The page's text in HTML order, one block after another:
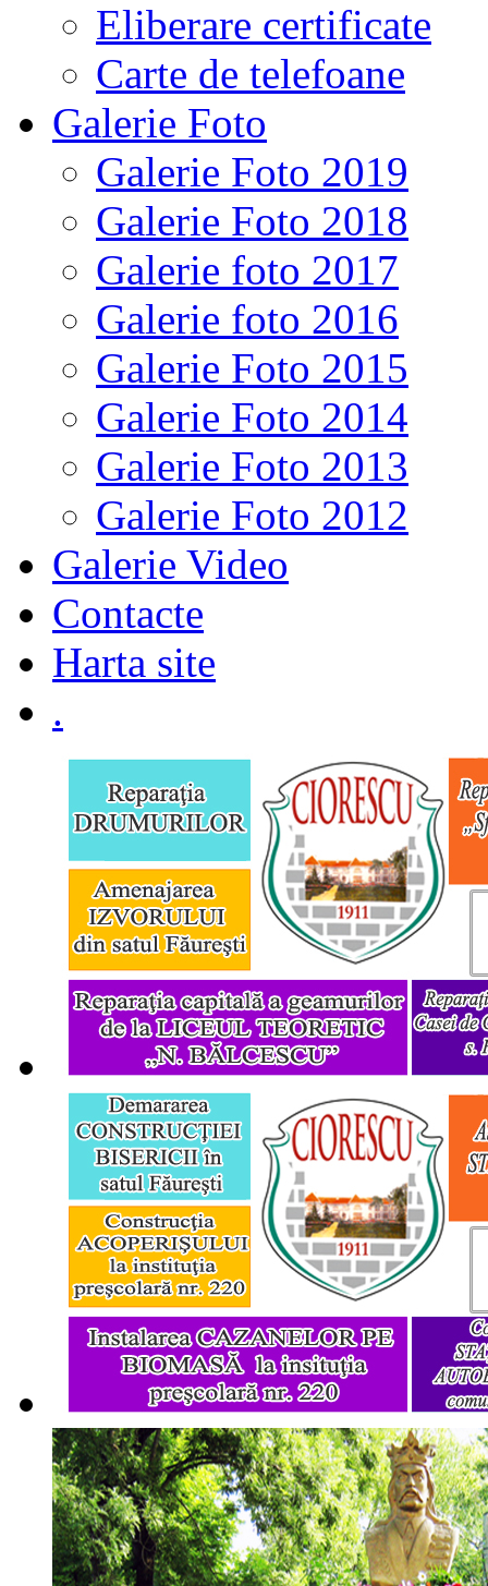
Eliberare certificate
Carte de telefoane
Galerie Foto
Galerie Foto 2019
Galerie Foto 2018
Galerie foto 2017
Galerie foto 2016
Galerie Foto 2015
Galerie Foto 2014
Galerie Foto 2013
Galerie Foto 2012
Galerie Video
Contacte
Harta site
.